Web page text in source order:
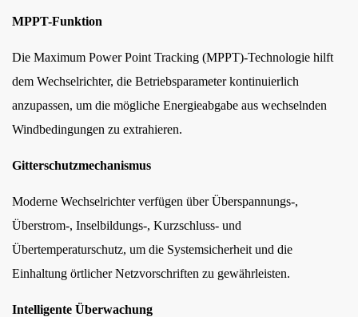
MPPT-Funktion
Die Maximum Power Point Tracking (MPPT)-Technologie hilft
dem Wechselrichter, die Betriebsparameter kontinuierlich
anzupassen, um die mögliche Energieabgabe aus wechselnden
Windbedingungen zu extrahieren.
Gitterschutzmechanismus
Moderne Wechselrichter verfügen über Überspannungs-,
Überstrom-, Inselbildungs-, Kurzschluss- und
Übertemperaturschutz, um die Systemsicherheit und die
Einhaltung örtlicher Netzvorschriften zu gewährleisten.
Intelligente Überwachung